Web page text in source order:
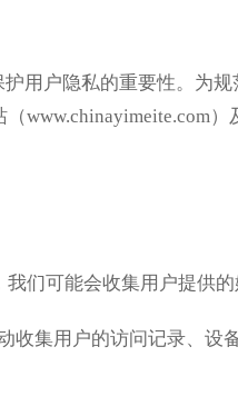
用户隐私的重要性。为
）
们可能会收集用户提供的
集用户的访问记录、设